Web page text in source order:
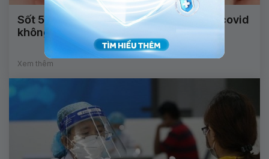
Sốt 5 ngày không khỏi có nguy cơ mắc covid
không?
Xem thêm